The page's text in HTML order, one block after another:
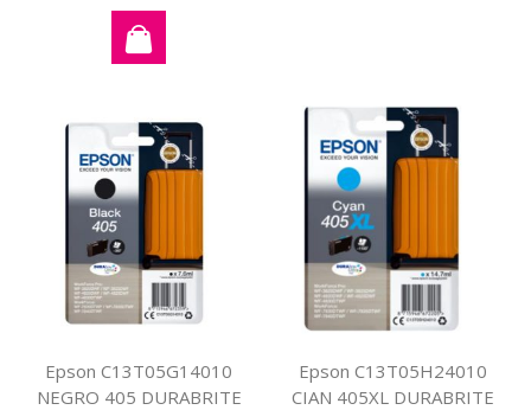
Epson C13T05G14010
NEGRO 405 DURABRITE
Epson C13T05H24010
CIAN 405XL DURABRITE